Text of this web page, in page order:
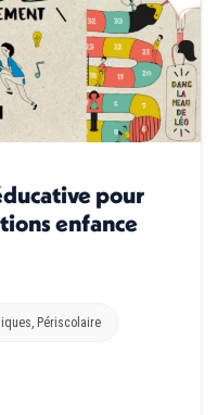
pour
enfance
, Périscolaire